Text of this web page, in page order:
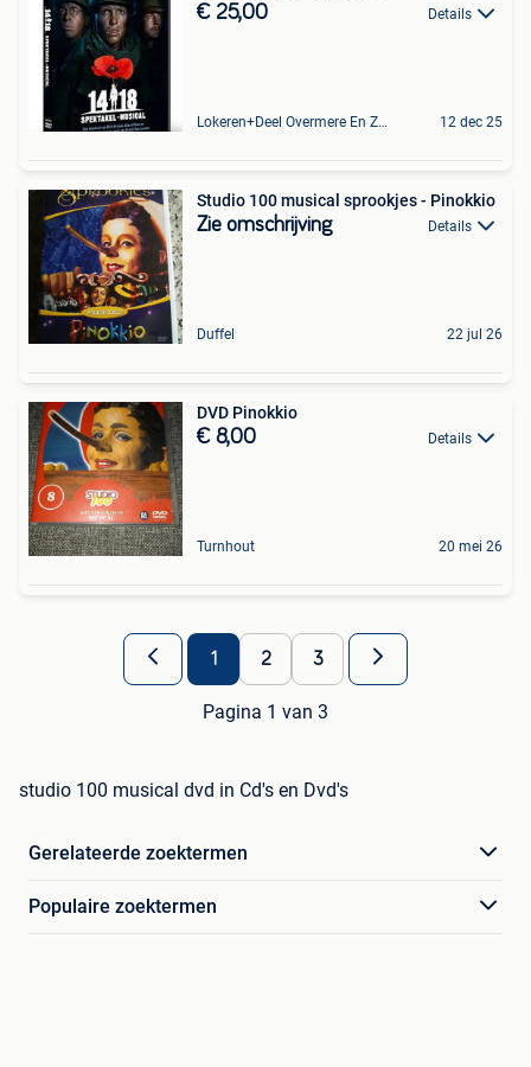
€ 25,00 Details
Lokeren+Deel Overmere En Zele 12 dec 25
Studio 100 musical sprookjes - Pinokkio
Zie omschrijving Details
Duffel 22 jul 26
DVD Pinokkio
€ 8,00 Details
Turnhout 20 mei 26
1 2 3
Pagina 1 van 3
studio 100 musical dvd in Cd's en Dvd's
Gerelateerde zoektermen
Populaire zoektermen